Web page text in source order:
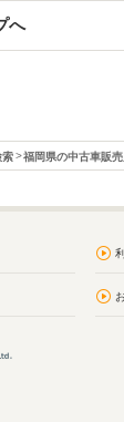
へ
索 福岡県の中古車販